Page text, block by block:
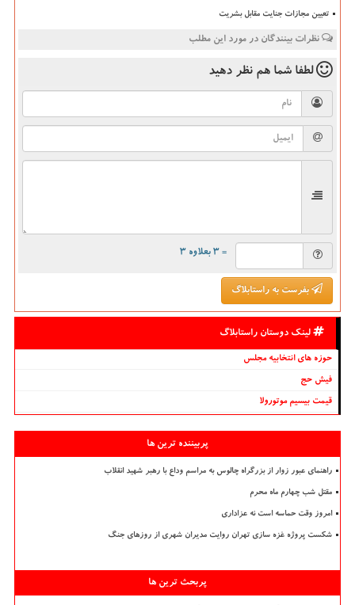
تعیین مجازات جنایت مقابل بشریت
نظرات بینندگان در مورد این مطلب
لطفا شما هم نظر دهید
= ۳ بعلاوه ۳
بفرست به راستابلاگ
لینک دوستان راستابلاگ
حوزه های انتخابیه مجلس
فیش حج
قیمت بیسیم موتورولا
پربیننده ترین ها
راهنمای عبور زوار از بزرگراه چالوس به مراسم وداع با رهبر شهید انقلاب
مقتل شب چهارم ماه محرم
امروز وقت حماسه است نه عزاداری
شکست پروژه غزه سازی تهران روایت مدیران شهری از روزهای جنگ
پربحث ترین ها